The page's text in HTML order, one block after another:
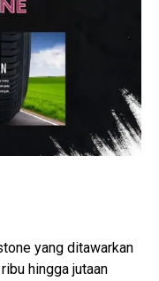
yang ditawarkan
hingga jutaan